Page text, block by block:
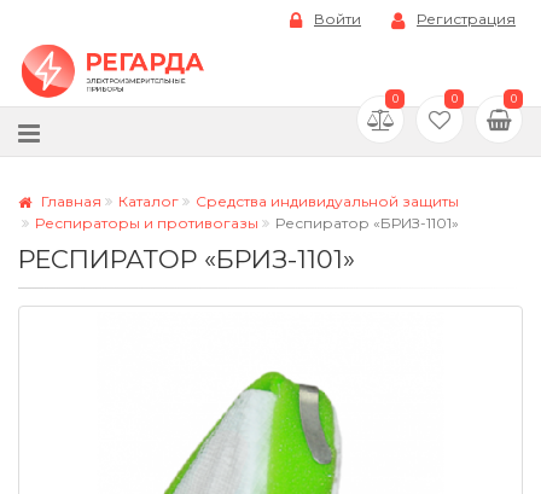
Войти Регистрация
0 0 0
Главная Каталог
Средства индивидуальной защиты
Респираторы и противогазы
Респиратор «БРИЗ-1101»
РЕСПИРАТОР «БРИЗ-1101»